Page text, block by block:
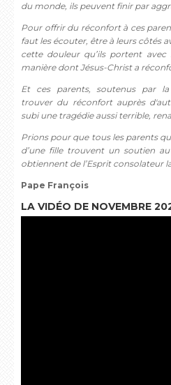
du monde, ils peuvent finir par
Pour offrir du réconfort à ces
faut les écouter, être à leurs côtés
cette douleur qu’ils portent avec
manière dont Jésus-Christ a
Et ces parents, soutenus par
trouver du réconfort auprès
subi une tragédie aussi terrible,
Prions pour que tous les parents
d’une fille trouvent un soutien
obtiennent de l’Esprit consolateur
Pape François
LA VIDÉO DE NOVEMBRE